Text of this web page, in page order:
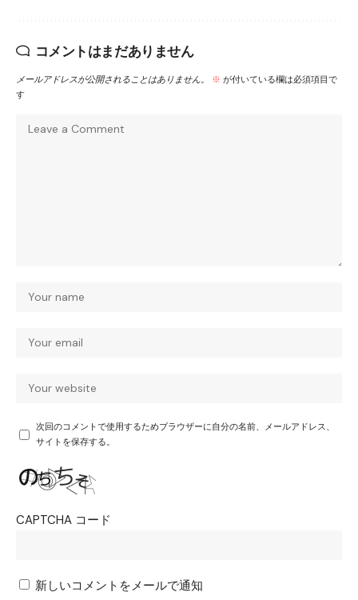
コメントはまだありません
メールアドレスが公開されることはありません。 ※ が付いている欄は必須項目で
す
次回のコメントで使用するためブラウザーに自分の名前、メールアドレス、
サイトを保存する。
CAPTCHA コード
新しいコメントをメールで通知